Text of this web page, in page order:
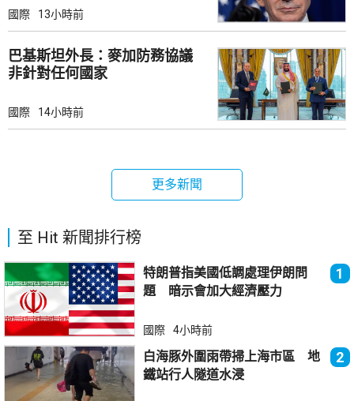
國際 13小時前
巴基斯坦外長：麥加防務協議
非針對任何國家
國際 14小時前
更多新聞
至 Hit 新聞排行榜
特朗普指美國低調處理伊朗問
題 暗示會加大經濟壓力
1
國際 4小時前
白海豚外圍雨帶掃上海市區 地
鐵站行人隧道水浸
2